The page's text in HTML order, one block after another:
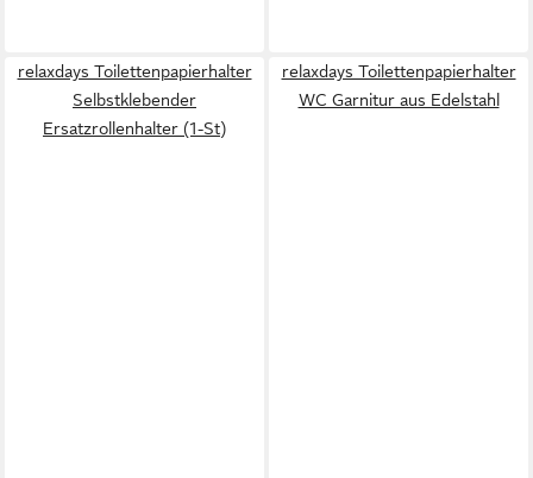
relaxdays Toilettenpapierhalter
Selbstklebender
Ersatzrollenhalter (1-St)
relaxdays Toilettenpapierhalter
WC Garnitur aus Edelstahl